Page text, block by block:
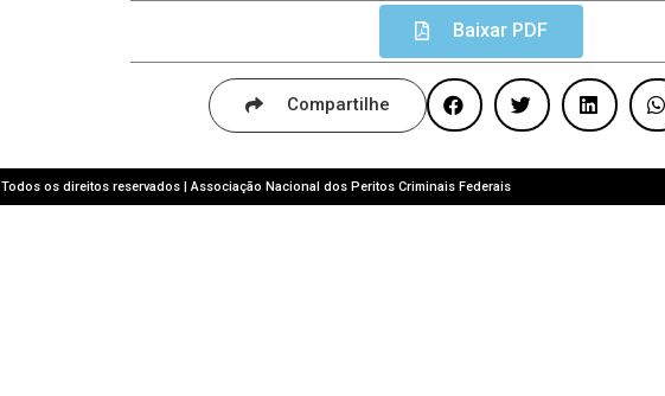
Baixar PDF
Compartilhe
Todos os direitos reservados | Associação Nacional dos Peritos Criminais Federais